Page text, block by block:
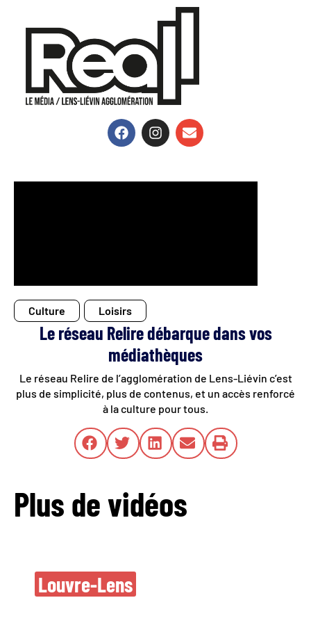
Culture Loisirs
Le réseau Relire débarque dans vos
médiathèques
Le réseau Relire de l’agglomération de Lens-Liévin c’est
plus de simplicité, plus de contenus, et un accès renforcé
à la culture pour tous.
Plus de vidéos
Nouvelles oeuvres
Louvre-Lens